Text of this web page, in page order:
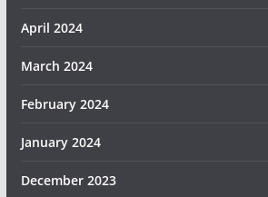
April 2024
March 2024
February 2024
January 2024
December 2023